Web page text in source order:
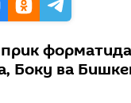
Боку ва